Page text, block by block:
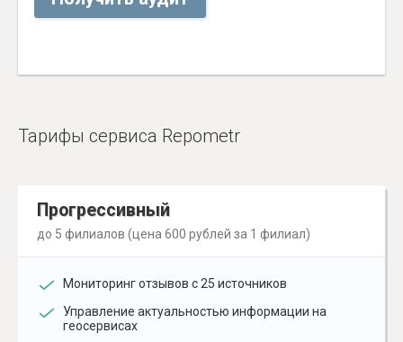
Тарифы сервиса Repometr
Прогрессивный
до 5 филиалов (цена 600 рублей за 1 филиал)
Мониторинг отзывов с 25 источников
Управление актуальностью информации на
геосервисах